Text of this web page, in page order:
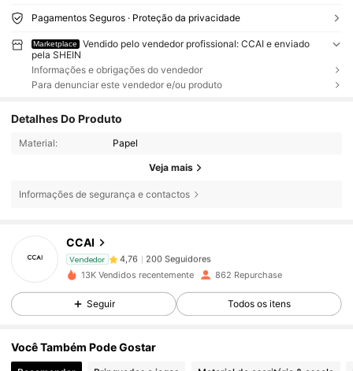
Pagamentos Seguros · Proteção da privacidade
Marketplace
Vendido pelo vendedor profissional: CCAI e enviado
pela SHEIN
Informações e obrigações do vendedor
Para denunciar este vendedor e/ou produto
Detalhes Do Produto
Material: Papel
Veja mais
Informações de segurança e contactos
CCAI
Vendedor 4,76 200 Seguidores
200 Seguidores
13K Vendidos recentemente 862 Repurchase
Seguir Todos os itens
Você Também Pode Gostar